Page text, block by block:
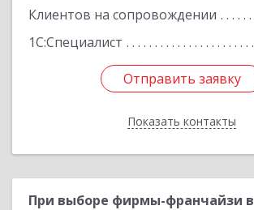
Клиентов на сопровождении
1С:Специалист
Отправить заявку
Показать контакты
Отправить заявку
Назад
При выборе фирмы-франчайзи в